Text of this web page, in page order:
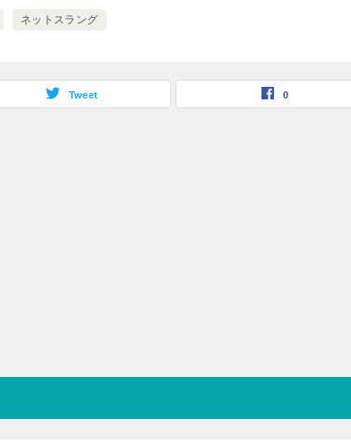
ネットスラング
Tweet 0